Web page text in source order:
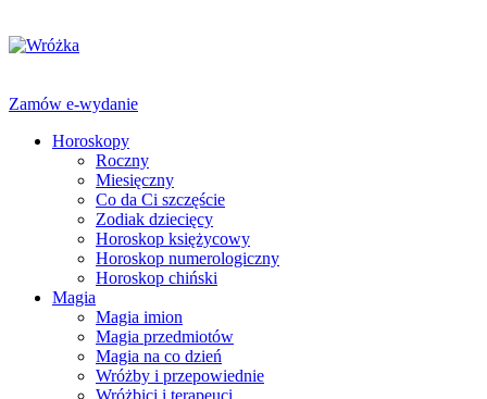
Zamów e-wydanie
Horoskopy
Roczny
Miesięczny
Co da Ci szczęście
Zodiak dziecięcy
Horoskop księżycowy
Horoskop numerologiczny
Horoskop chiński
Magia
Magia imion
Magia przedmiotów
Magia na co dzień
Wróżby i przepowiednie
Wróżbici i terapeuci